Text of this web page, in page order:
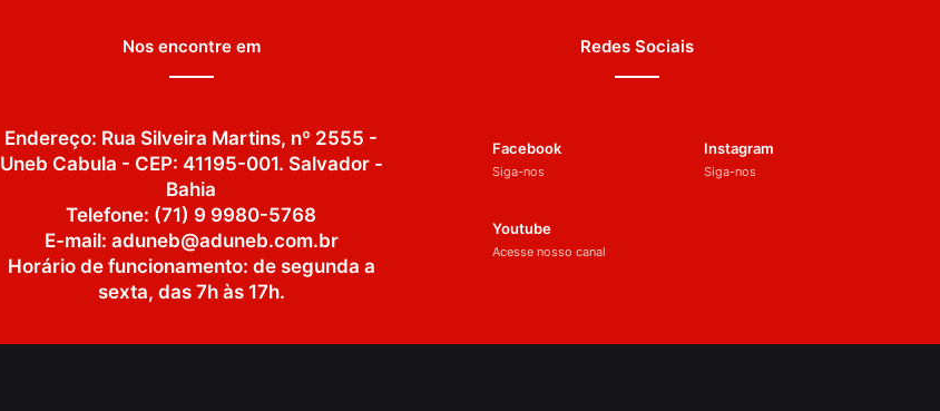
Nos encontre em
Endereço: Rua Silveira Martins, nº 2555 -
Uneb Cabula - CEP: 41195-001. Salvador -
Bahia
Telefone: (71) 9 9980-5768
E-mail: aduneb@aduneb.com.br
Horário de funcionamento: de segunda a
sexta, das 7h às 17h.
Redes Sociais
Facebook
Siga-nos
Instagram
Siga-nos
Youtube
Acesse nosso canal